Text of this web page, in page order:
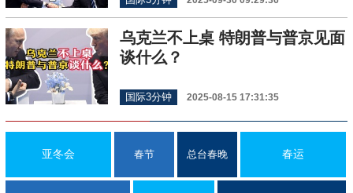
乌克兰不上桌 特朗普与普京见面
谈什么？
国际3分钟 2025-08-15 17:31:35
亚冬会 春节 总台春晚 春运